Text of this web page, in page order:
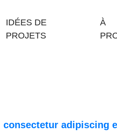
IDÉES DE
PROJETS
À
adipiscing